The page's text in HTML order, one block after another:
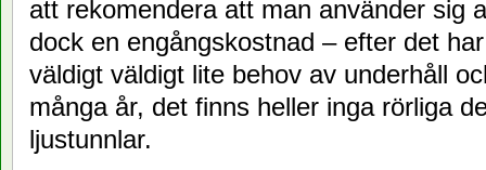
att rekomendera att man använder sig
dock en engångskostnad – efter det
väldigt väldigt lite behov av underhåll
många år, det finns heller inga rörliga
ljustunnlar.